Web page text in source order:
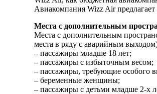
Авиакомпания Wizz Air
Места с дополнительным
Места с дополнительным
места в ряду с аварийным
– пассажиры младше 18 лет;
– пассажиры с избыточным весом;
– пассажиры, требующие особого
– беременные женщины;
– пассажиры с детьми младше 2-х